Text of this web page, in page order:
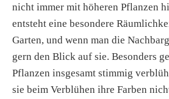
nicht immer mit höheren Pflanzen
entsteht eine besondere
Garten, und wenn man die
gern den Blick auf sie. Besonders
Pflanzen insgesamt stimmig
sie beim Verblühen ihre Farben